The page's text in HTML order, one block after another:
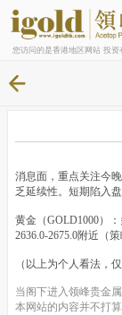
您访问的是香港地区网站 投资
消息面，重点关注今
乏延续性。短期陷入
黄金（GOLD1000）
2636.0-2675.0附近（策
（以上为个人看法，
当阁下进入领峰贵金
本网站的内容并不打